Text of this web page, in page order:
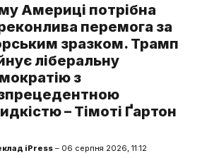
Америці потрібна
перемога за
зразком. Трамп
ліберальну
з
– Тімоті Ґартон
iPress – 06 серпня 2026, 11:12